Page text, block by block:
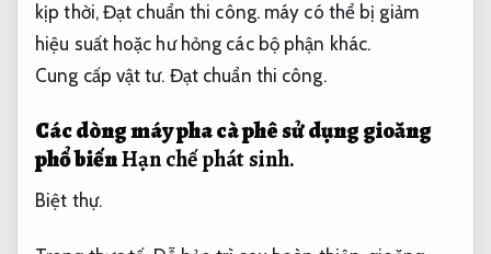
kịp thời,Đạt chuẩn thi công.máy có thể bị giảm
hiệu suất hoặc hư hỏng các bộ phận khác.
Cung cấp vật tư. Đạt chuẩn thi công.
Các dòng máy pha cà phê sử dụng gioăng
phổ biếnHạn chế phát sinh.
Biệt thự.